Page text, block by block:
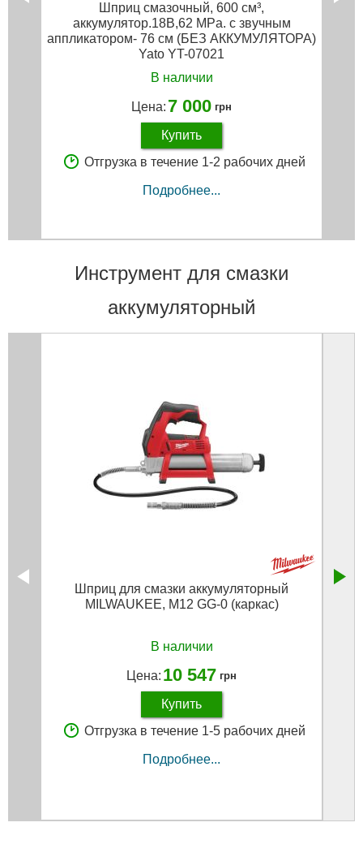
Шприц смазочный, 600 см³,
аккумулятор.18В,62 MPa. с звучным
аппликатором- 76 см (БЕЗ АККУМУЛЯТОРА)
Yato YT-07021
В наличии
Цена: 7 000 грн
Купить
Отгрузка в течение 1-2 рабочих дней
Подробнее...
Инструмент для смазки
аккумуляторный
Шприц для смазки аккумуляторный
MILWAUKEE, M12 GG-0 (каркас)
В наличии
Цена: 10 547 грн
Купить
Отгрузка в течение 1-5 рабочих дней
Подробнее...